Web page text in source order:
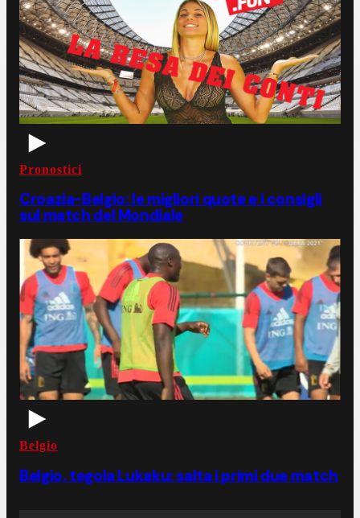
Pronostici
Croazia-Belgio: le migliori quote e i consigli
sul match del Mondiale
Belgio
Belgio, tegola Lukaku: salta i primi due match